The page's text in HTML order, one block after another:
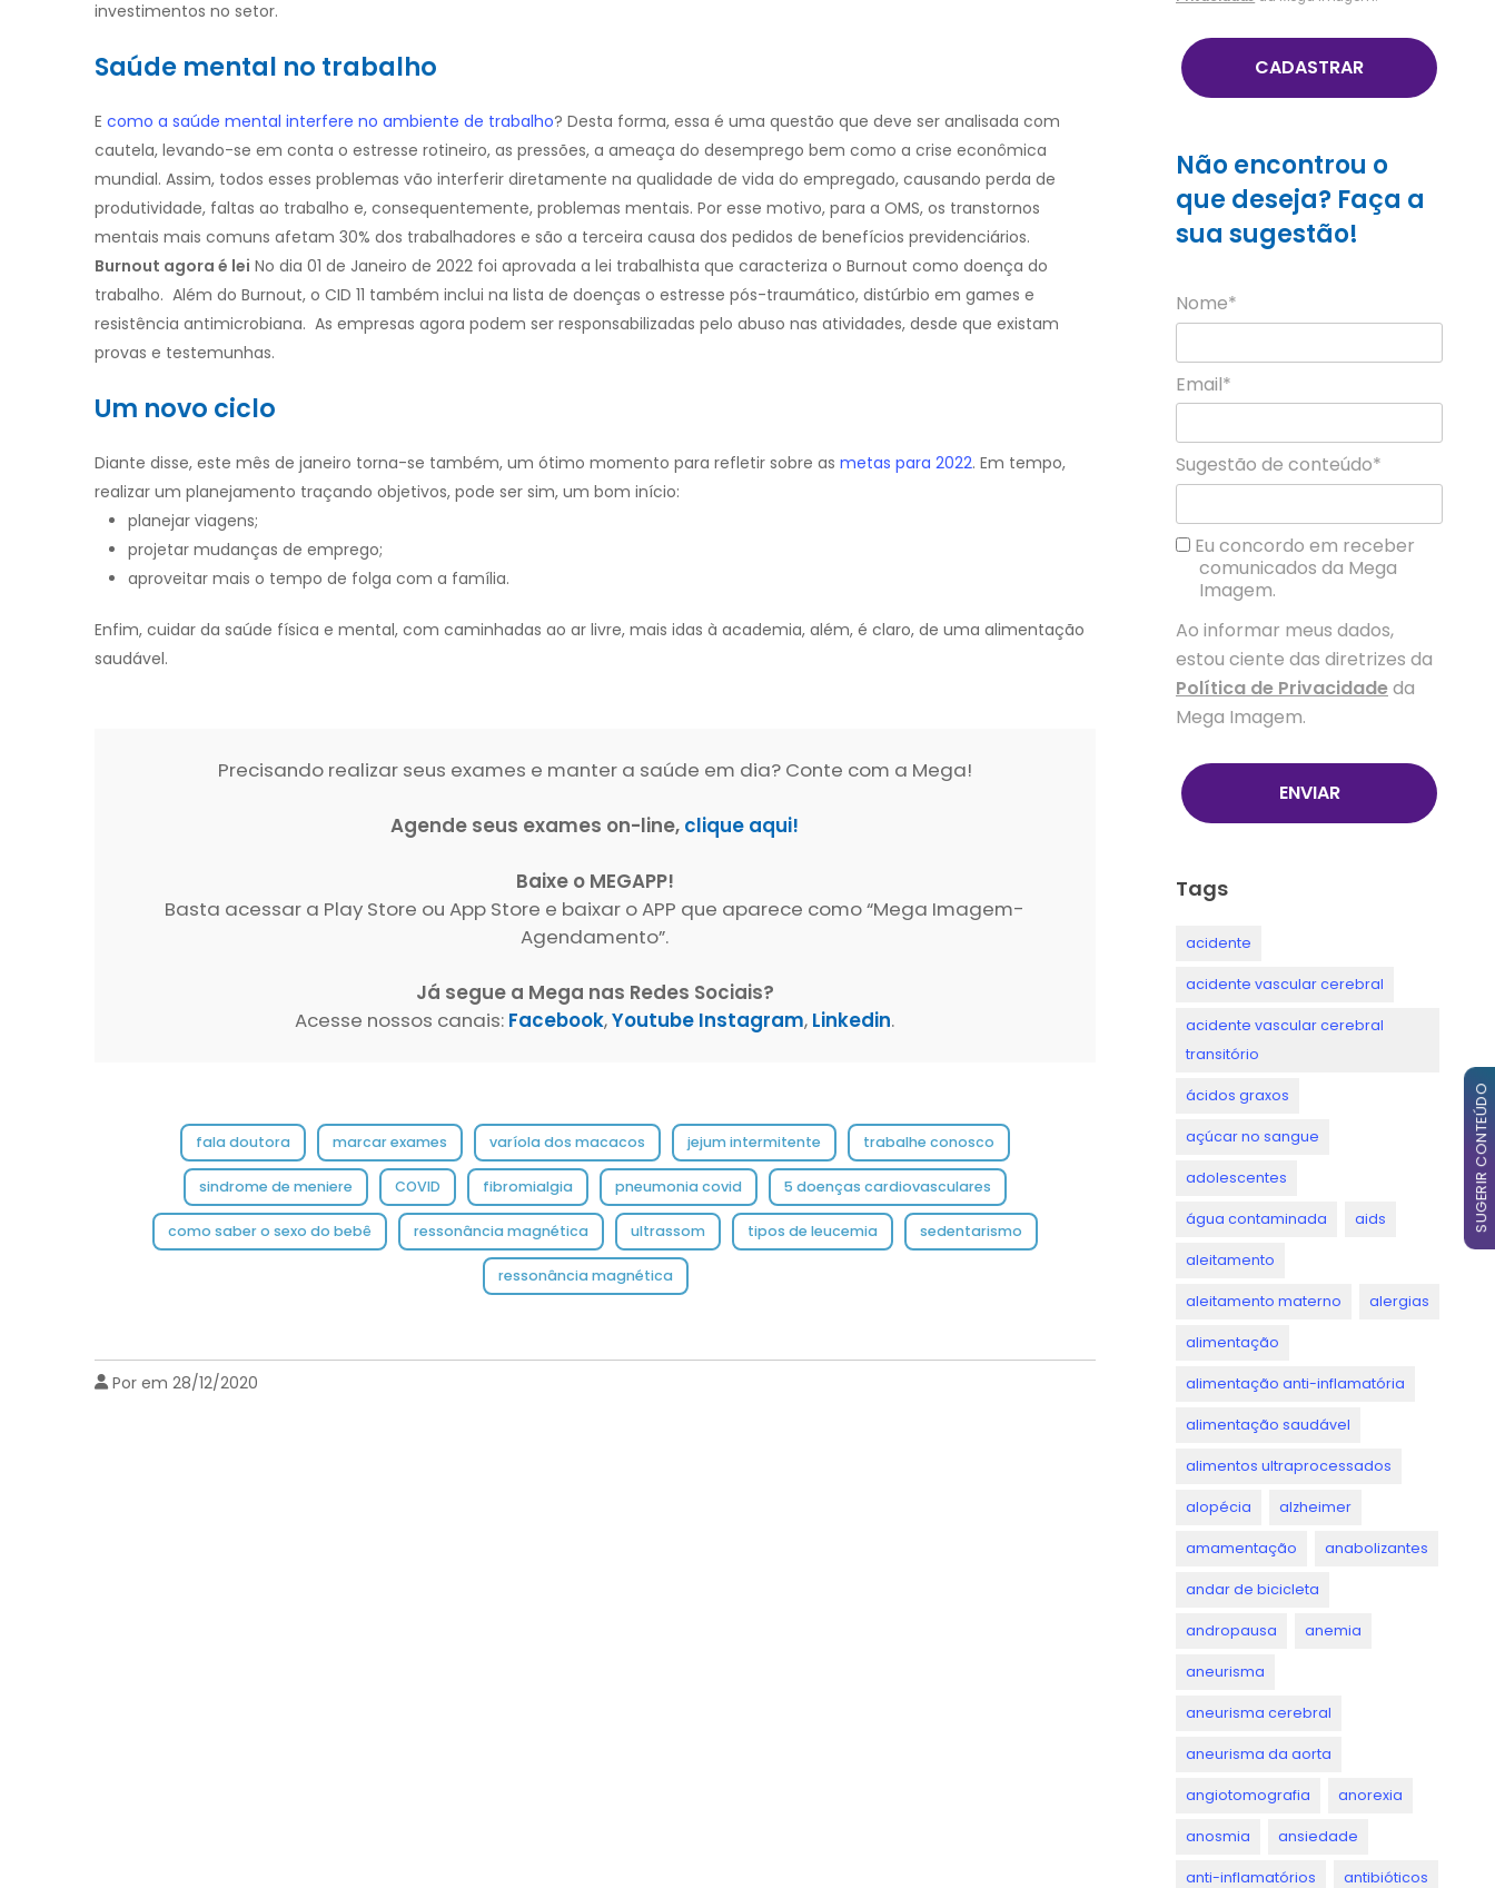
investimentos no setor.
Saúde mental no trabalho
E como a saúde mental interfere no ambiente de trabalho? Desta forma, essa é uma questão que deve ser analisada com
cautela, levando-se em conta o estresse rotineiro, as pressões, a ameaça do desemprego bem como a crise econômica
mundial. Assim, todos esses problemas vão interferir diretamente na qualidade de vida do empregado, causando perda de
produtividade, faltas ao trabalho e, consequentemente, problemas mentais. Por esse motivo, para a OMS, os transtornos
mentais mais comuns afetam 30% dos trabalhadores e são a terceira causa dos pedidos de benefícios previdenciários.
Burnout agora é lei No dia 01 de Janeiro de 2022 foi aprovada a lei trabalhista que caracteriza o Burnout como doença do
trabalho. Além do Burnout, o CID 11 também inclui na lista de doenças o estresse pós-traumático, distúrbio em games e
resistência antimicrobiana. As empresas agora podem ser responsabilizadas pelo abuso nas atividades, desde que existam
provas e testemunhas.
Um novo ciclo
Diante disse, este mês de janeiro torna-se também, um ótimo momento para refletir sobre as metas para 2022. Em tempo,
realizar um planejamento traçando objetivos, pode ser sim, um bom início:
planejar viagens;
projetar mudanças de emprego;
aproveitar mais o tempo de folga com a família.
Enfim, cuidar da saúde física e mental, com caminhadas ao ar livre, mais idas à academia, além, é claro, de uma alimentação
saudável.
Precisando realizar seus exames e manter a saúde em dia? Conte com a Mega!
Agende seus exames on-line, clique aqui!
Baixe o MEGAPP!
Basta acessar a Play Store ou App Store e baixar o APP que aparece como “Mega Imagem-
Agendamento”.
Já segue a Mega nas Redes Sociais?
Acesse nossos canais: Facebook,Youtube Instagram, Linkedin.
fala doutora marcar exames varíola dos macacos jejum intermitente trabalhe conosco
sindrome de meniere COVID fibromialgia pneumonia covid 5 doenças cardiovasculares
como saber o sexo do bebê ressonância magnética ultrassom tipos de leucemia sedentarismo
ressonância magnética
Por em 28/12/2020
CADASTRAR
Não encontrou o
que deseja? Faça a
sua sugestão!
Nome*
Email*
Sugestão de conteúdo*
Eu concordo em receber
comunicados da Mega
Imagem.
Ao informar meus dados,
estou ciente das diretrizes da
Política de Privacidadeda
Mega Imagem.
ENVIAR
Tags
acidente
acidente vascular cerebral
acidente vascular cerebral
transitório
ácidos graxos
açúcar no sangue
adolescentes
água contaminada aids
aleitamento
aleitamento materno alergias
alimentação
alimentação anti-inflamatória
alimentação saudável
alimentos ultraprocessados
alopécia alzheimer
amamentação anabolizantes
andar de bicicleta
andropausa anemia
aneurisma
aneurisma cerebral
aneurisma da aorta
angiotomografia anorexia
anosmia ansiedade
anti-inflamatórios antibióticos
SUGERIR CONTEÚDO